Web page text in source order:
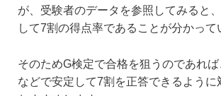
が、受験者のデータを参照してみると
して7割の得点率であることが分かって
そのためG検定で合格を狙うのであれ
などで安定して7割を正答できるように